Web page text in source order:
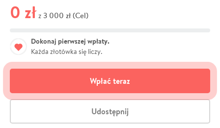
0 zł z 3 000 zł (Cel)
Dokonaj pierwszej wpłaty.
Każda złotówka się liczy.
Wpłać teraz
Udostępnij